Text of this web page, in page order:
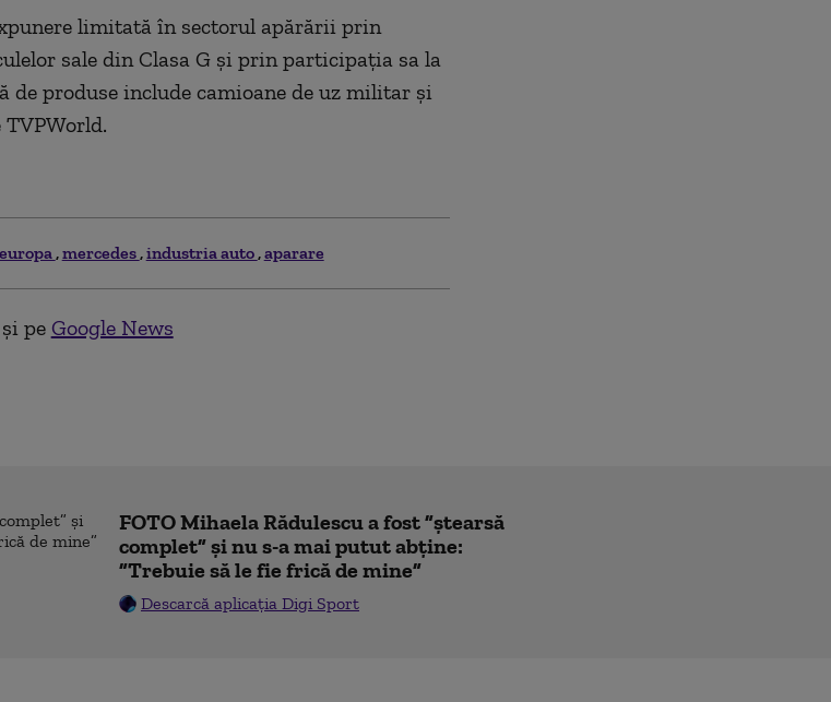
limitată în sectorul apărării prin
sale din Clasa G și prin participația sa la
de produse include camioane de uz militar și
europa mercedes industria auto aparare
pe Google News
FOTO Mihaela Rădulescu a fost ”ștearsă
complet” și nu s-a mai putut abține:
”Trebuie să le fie frică de mine”
Descarcă aplicația Digi Sport